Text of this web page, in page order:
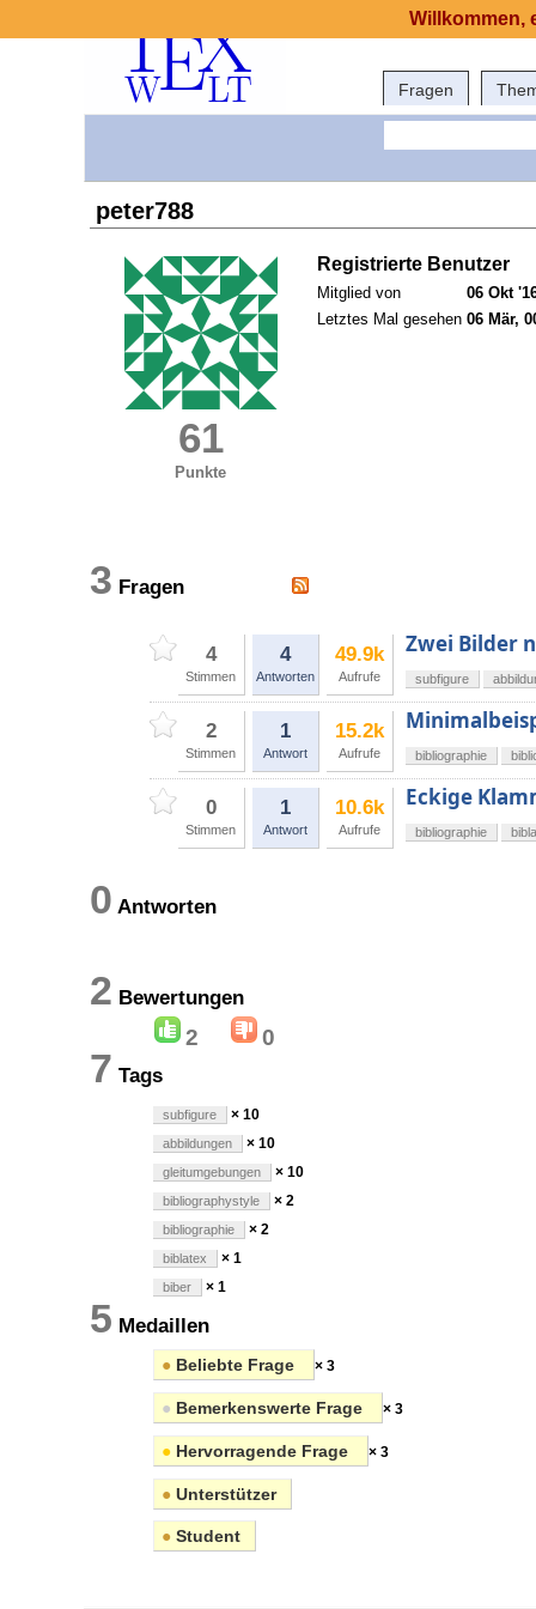
Fragen
peter788
61
Punkte
Registrierte Benutzer
Mitglied von
06 Okt
Letztes Mal gesehen 06 Mär,
3 Fragen
4
Stimmen
4
Antworten
49.9k
Aufrufe
Zwei Bilder
subfigure
2
Stimmen
1
Antwort
15.2k
Aufrufe bibliographie
0
Stimmen
1
Antwort
10.6k
Aufrufe
Eckige
bibliographie
0 Antworten
2 Bewertungen
2 0
7 Tags
subfigure × 10
abbildungen × 10
gleitumgebungen × 10
bibliographystyle × 2
bibliographie × 2
biblatex × 1
biber × 1
5 Medaillen
● Beliebte Frage × 3
● Bemerkenswerte Frage × 3
● Hervorragende Frage × 3
● Unterstützer
● Student
Willkommen,